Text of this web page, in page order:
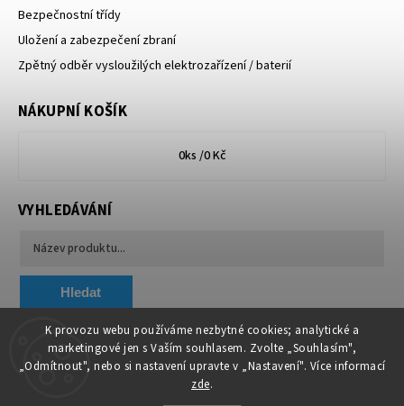
K provozu webu používáme nezbytné cookies; analytické a
marketingové jen s Vaším souhlasem. Zvolte „Souhlasím",
„Odmítnout", nebo si nastavení upravte v „Nastavení". Více informací
zde.
Bezpečnostní třídy
Uložení a zabezpečení zbraní
Zpětný odběr vysloužilých elektrozařízení / baterií
NÁKUPNÍ KOŠÍK
0ks /0 Kč
VYHLEDÁVÁNÍ
Hledat
Chytit a koupit VA & MA, s.r.o.